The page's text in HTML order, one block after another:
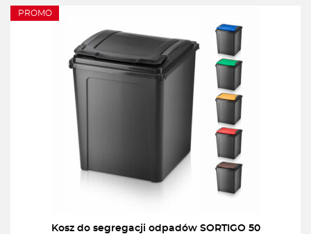
PROMO
Kosz do segregacji odpadów SORTIGO 50